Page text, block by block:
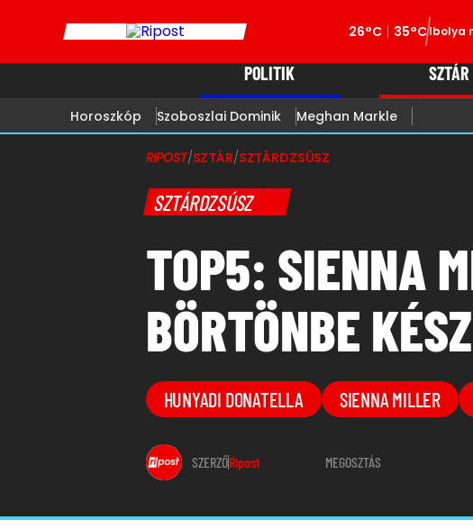
26°C 35°CIbolya
POLITIK SZTÁR
Horoszkóp Szoboszlai Dominik Meghan Markle
RIPOST/SZTÁR/SZTÁRDZSÚSZ
SZTÁRDZSÚSZ
TOP5: SIENNA
BÖRTÖNBE
HUNYADI DONATELLA SIENNA MILLER
SZERZŐRipost MEGOSZTÁS